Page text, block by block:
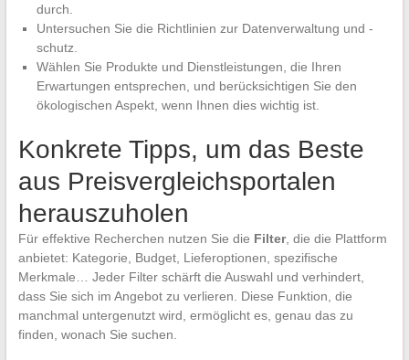
durch.
Untersuchen Sie die Richtlinien zur Datenverwaltung und -
schutz.
Wählen Sie Produkte und Dienstleistungen, die Ihren
Erwartungen entsprechen, und berücksichtigen Sie den
ökologischen Aspekt, wenn Ihnen dies wichtig ist.
Konkrete Tipps, um das Beste
aus Preisvergleichsportalen
herauszuholen
Für effektive Recherchen nutzen Sie die Filter, die die Plattform
anbietet: Kategorie, Budget, Lieferoptionen, spezifische
Merkmale… Jeder Filter schärft die Auswahl und verhindert,
dass Sie sich im Angebot zu verlieren. Diese Funktion, die
manchmal untergenutzt wird, ermöglicht es, genau das zu
finden, wonach Sie suchen.